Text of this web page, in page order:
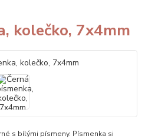
kolečko, 7x4mm
s bílými písmeny. Písmenka si